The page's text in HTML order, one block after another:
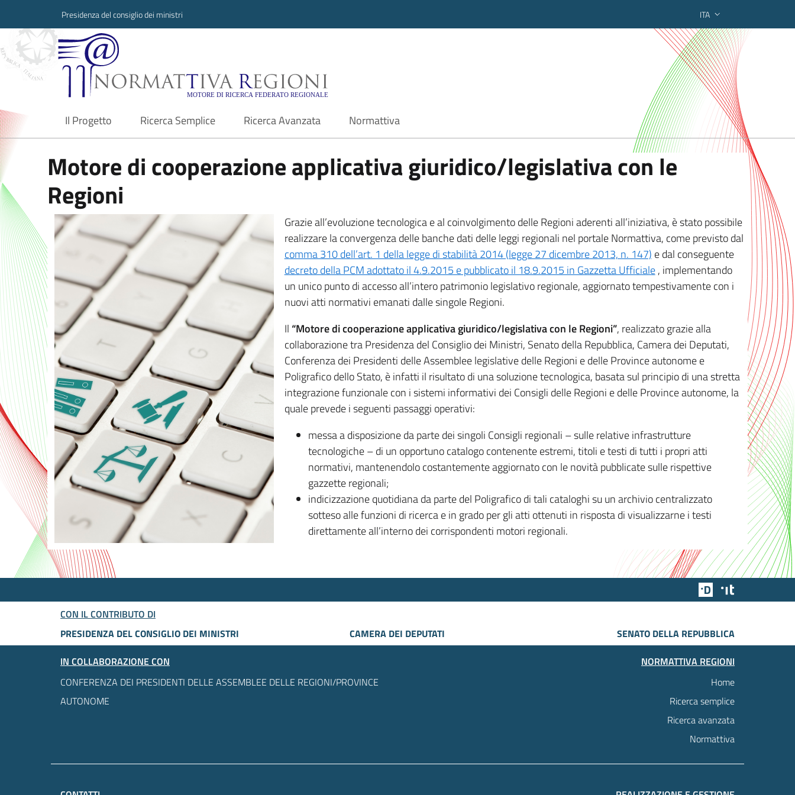
Presidenza del consiglio dei ministri ITA
Normattiva Regioni - Motore di ricerca federato regionale
Il Progetto
current Ricerca Semplice Ricerca Avanzata Normattiva
Motore di cooperazione applicativa giuridico/legislativa con le
Regioni
Grazie all’evoluzione tecnologica e al coinvolgimento delle Regioni aderenti all’iniziativa, è stato possibile
realizzare la convergenza delle banche dati delle leggi regionali nel portale Normattiva, come previsto dal
comma 310 dell’art. 1 della legge di stabilità 2014 (legge 27 dicembre 2013, n. 147) e dal conseguente
decreto della PCM adottato il 4.9.2015 e pubblicato il 18.9.2015 in Gazzetta Ufficiale, implementando
un unico punto di accesso all’intero patrimonio legislativo regionale, aggiornato tempestivamente con i
nuovi atti normativi emanati dalle singole Regioni.
Il “Motore di cooperazione applicativa giuridico/legislativa con le Regioni”, realizzato grazie alla
collaborazione tra Presidenza del Consiglio dei Ministri, Senato della Repubblica, Camera dei Deputati,
Conferenza dei Presidenti delle Assemblee legislative delle Regioni e delle Province autonome e
Poligrafico dello Stato, è infatti il risultato di una soluzione tecnologica, basata sul principio di una stretta
integrazione funzionale con i sistemi informativi dei Consigli delle Regioni e delle Province autonome, la
quale prevede i seguenti passaggi operativi:
messa a disposizione da parte dei singoli Consigli regionali – sulle relative infrastrutture
tecnologiche – di un opportuno catalogo contenente estremi, titoli e testi di tutti i propri atti
normativi, mantenendolo costantemente aggiornato con le novità pubblicate sulle rispettive
gazzette regionali;
indicizzazione quotidiana da parte del Poligrafico di tali cataloghi su un archivio centralizzato
sotteso alle funzioni di ricerca e in grado per gli atti ottenuti in risposta di visualizzarne i testi
direttamente all’interno dei corrispondenti motori regionali.
Team Digitale
CON IL CONTRIBUTO DI
PRESIDENZA DEL CONSIGLIO DEI MINISTRI
CAMERA DEI DEPUTATI
SENATO DELLA REPUBBLICA
IN COLLABORAZIONE CON
CONFERENZA DEI PRESIDENTI DELLE ASSEMBLEE DELLE REGIONI/PROVINCE
AUTONOME
NORMATTIVA REGIONI
Home
Ricerca semplice
Ricerca avanzata
Normattiva